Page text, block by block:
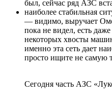
был, сейчас ряд АЗС
наиболее стабильная
— видимо, выручает
пока не видел, есть
некоторых хвосты
именно эта сеть дает
просто ищите не самую
Сегодня часть АЗС